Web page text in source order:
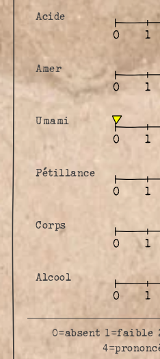
Acide
Amer
Umami
Pétillance
Corps
Alcool
0=absent 1=faible